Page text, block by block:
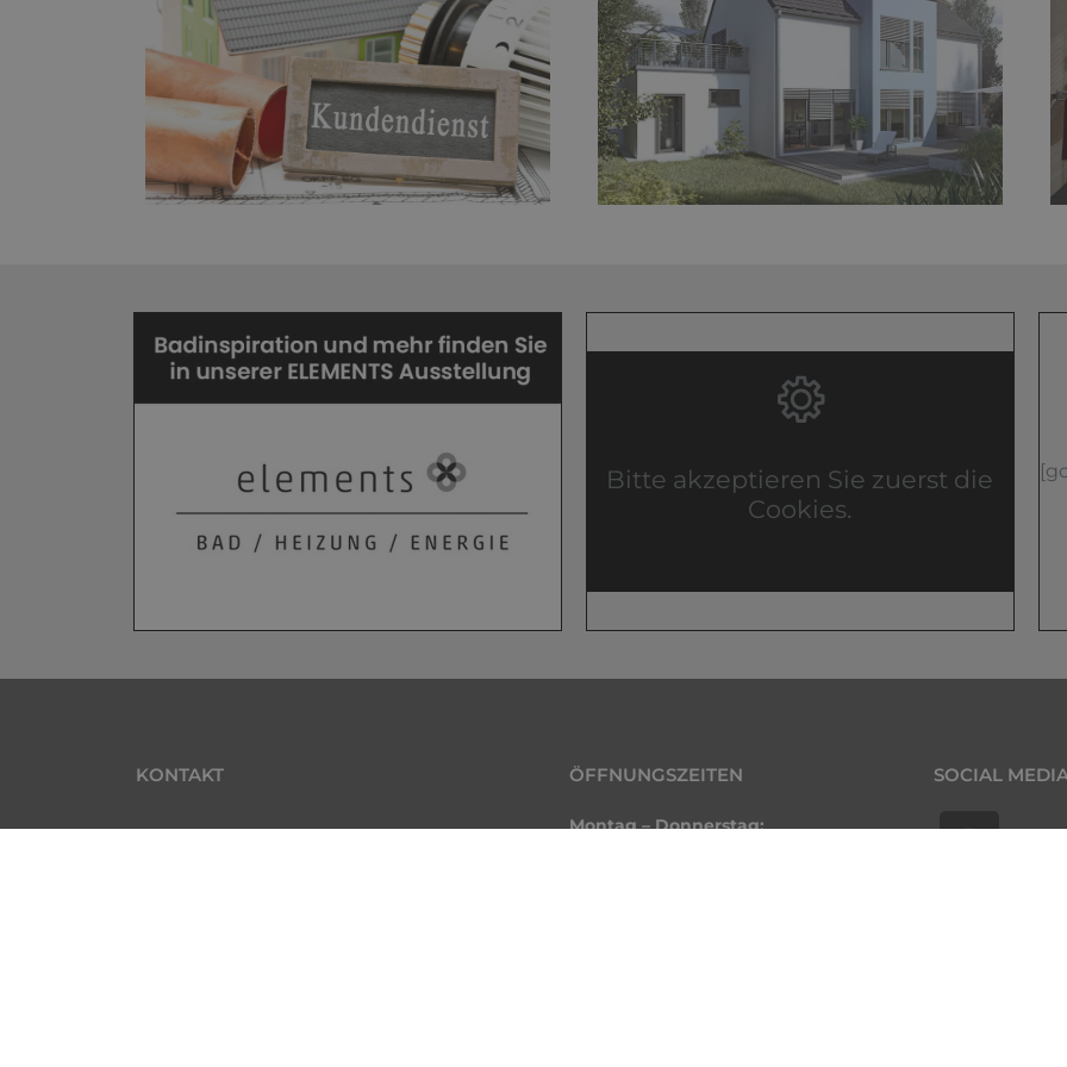
Bitte akzeptieren Sie zuerst die
Cookies.
KONTAKT ÖFFNUNGSZEITEN
Montag – Donnerstag:
SOCIAL